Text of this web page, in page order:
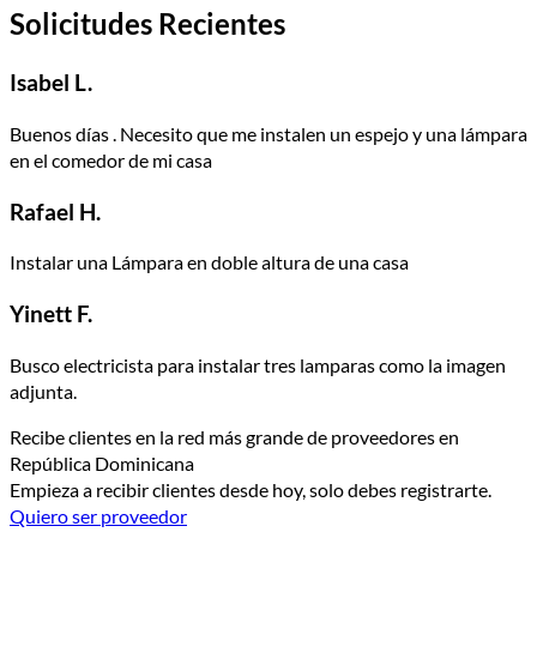
Solicitudes Recientes
Isabel L.
Buenos días . Necesito que me instalen un espejo y una lámpara
en el comedor de mi casa
Rafael H.
Instalar una Lámpara en doble altura de una casa
Yinett F.
Busco electricista para instalar tres lamparas como la imagen
adjunta.
Recibe clientes en la red más grande de proveedores en
República Dominicana
Empieza a recibir clientes desde hoy, solo debes registrarte.
Quiero ser proveedor